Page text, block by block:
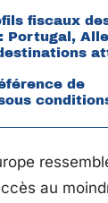
fiscaux
Portugal,
de
au